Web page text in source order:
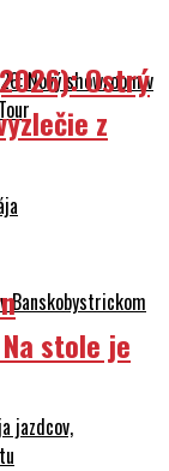
Nový showroom v
Banskobystrickom
jazdcov,
Ostrý
z
stole je